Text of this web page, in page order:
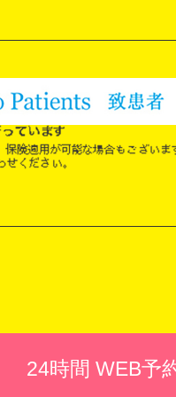
24時間 WEB予